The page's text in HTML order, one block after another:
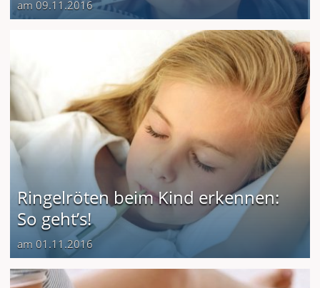
am 09.11.2016
Ringelröten beim Kind erkennen:
So geht’s!
am 01.11.2016